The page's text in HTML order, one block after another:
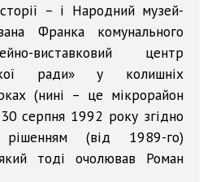
– і Народний музей-
Франка комунального
виставковий центр
ради» у колишніх
(нині – це мікрорайон
серпня 1992 року згідно
(від 1989-го)
тоді очолював Роман